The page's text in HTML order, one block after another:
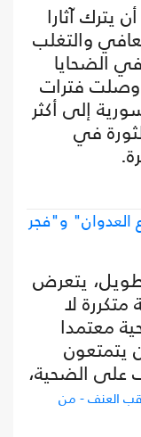
يترك آثارا
والتغلب
في الضحايا
وصلت فترات
إلى أكثر
في
العدوان" و"فجر
يتعرض
لا
معتمدا
يتمتعون
على الضحية،
العنف - من